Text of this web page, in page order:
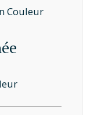
Couleur